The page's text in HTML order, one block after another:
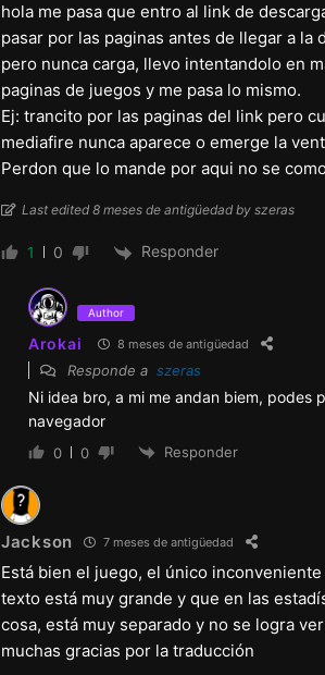
Se eliminó el
involuntario en las
Se añadió la escena faltante
galería.
La Sra. Petersmith ahora
escena suya.
Se actualizó la versión para
correcciones previas de la
Se añadió una nueva escena
Morgan.
hola me pasa que entro al link de
pasar por las paginas antes de llegar a la
pero nunca carga, llevo intentandolo en
paginas de juegos y me pasa lo mismo.
Ej: trancito por las paginas del link pero
mediafire nunca aparece o emerge la
Perdon que lo mande por aqui no se
Last edited 8 meses de antigüedad by szeras
1 0 Responder
Author
Arokai 8 meses de antigüedad
Responde a szeras
Ni idea bro, a mi me andan biem, podes
navegador
0 0 Responder
Jackson 7 meses de antigüedad
Está bien el juego, el único
texto está muy grande y que en las
cosa, está muy separado y no se logra
muchas gracias por la traducción